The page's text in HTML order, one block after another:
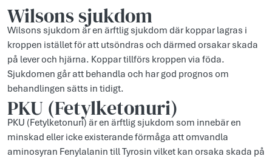
Wilsons sjukdom
Wilsons sjukdom är en ärftlig sjukdom där koppar lagras i
kroppen istället för att utsöndras och därmed orsakar skada
på lever och hjärna. Koppar tillförs kroppen via föda.
Sjukdomen går att behandla och har god prognos om
behandlingen sätts in tidigt.
PKU (Fetylketonuri)
PKU (Fetylketonuri) är en ärftlig sjukdom som innebär en
minskad eller icke existerande förmåga att omvandla
aminosyran Fenylalanin till Tyrosin vilket kan orsaka skada på